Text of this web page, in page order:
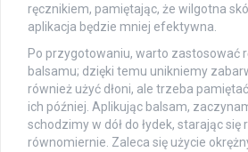
ręcznikiem, pamiętając, że wilgotna
aplikacja będzie mniej efektywna.
Po przygotowaniu, warto zastosować
balsamu; dzięki temu unikniemy
również użyć dłoni, ale trzeba
ich później. Aplikując balsam,
schodzimy w dół do łydek, starając
równomiernie. Zaleca się użycie